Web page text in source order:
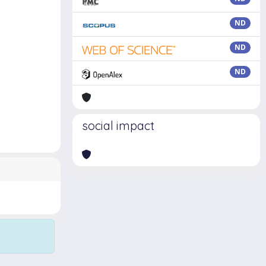
ND
ND
ND
social impact